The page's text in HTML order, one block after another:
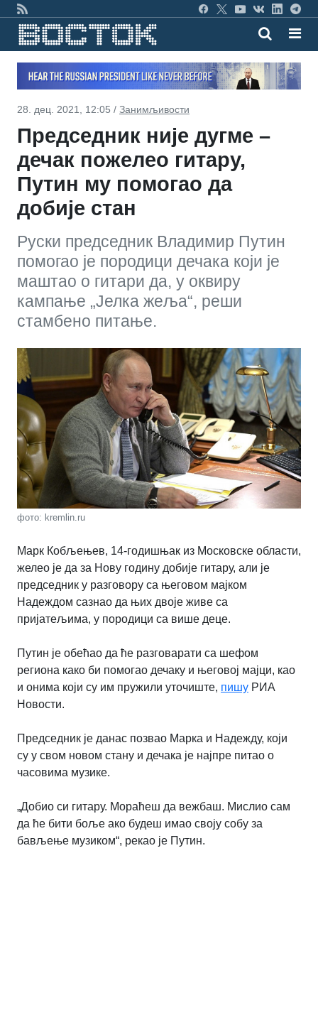
28. дец. 2021, 12:05 / Занимљивости
Председник није дугме –
дечак пожелео гитару,
Путин му помогао да
добије стан
Руски председник Владимир Путин
помогао је породици дечака који је
маштао о гитари да, у оквиру
кампање „Јелка жеља“, реши
стамбено питање.
фото: kremlin.ru
Марк Кобљењев, 14-годишњак из Московске области,
желео је да за Нову годину добије гитару, али је
председник у разговору са његовом мајком
Надеждом сазнао да њих двоје живе са
пријатељима, у породици са више деце.
Путин је обећао да ће разговарати са шефом
региона како би помогао дечаку и његовој мајци, као
и онима који су им пружили уточиште, пишу РИА
Новости.
Председник је данас позвао Марка и Надежду, који
су у свом новом стану и дечака је најпре питао о
часовима музике.
„Добио си гитару. Мораћеш да вежбаш. Мислио сам
да ће бити боље ако будеш имао своју собу за
бављење музиком“, рекао је Путин.